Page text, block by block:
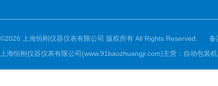
©2026 上海恒刚仪器仪表有限公司 版权所有 All Rights Reserved.
备
上海恒刚仪器仪表有限公司(www.91baozhuangji.com)主营：自动包